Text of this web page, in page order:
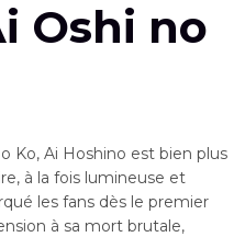
Oshi no
Ko, Ai Hoshino est bien plus
à la fois lumineuse et
les fans dès le premier
à sa mort brutale,